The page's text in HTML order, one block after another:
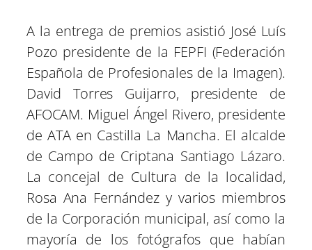
A la entrega de premios asistió José Luís
Pozo presidente de la FEPFI (Federación
Española de Profesionales de la Imagen).
David Torres Guijarro, presidente de
AFOCAM. Miguel Ángel Rivero, presidente
de ATA en Castilla La Mancha. El alcalde
de Campo de Criptana Santiago Lázaro.
La concejal de Cultura de la localidad,
Rosa Ana Fernández y varios miembros
de la Corporación municipal, así como la
mayoría de los fotógrafos que habían